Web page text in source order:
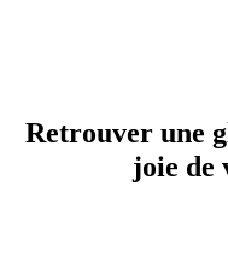
Retrouver une
joie de